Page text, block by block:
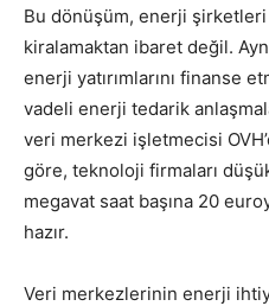
Bu dönüşüm, enerji
kiralamaktan ibaret değil.
enerji yatırımlarını finanse
vadeli enerji tedarik
veri merkezi işletmecisi
göre, teknoloji firmaları
megavat saat başına 20
hazır.
Veri merkezlerinin enerji